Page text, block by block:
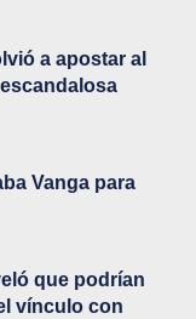
a apostar al
Vanga para
que podrían
vínculo con